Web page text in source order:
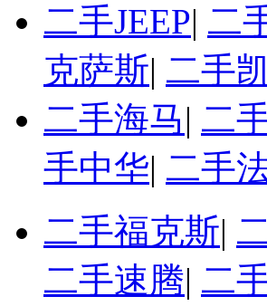
二手JEEP| 二
克萨斯| 二手
二手海马| 二
手中华| 二手
二手福克斯|
二手速腾| 二